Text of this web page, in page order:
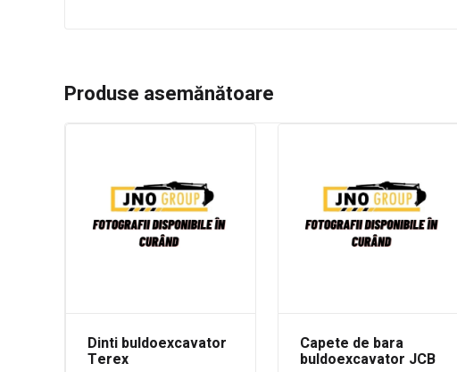
Produse asemănătoare
Dinti buldoexcavator
Terex
Capete de bara
buldoexcavator JCB